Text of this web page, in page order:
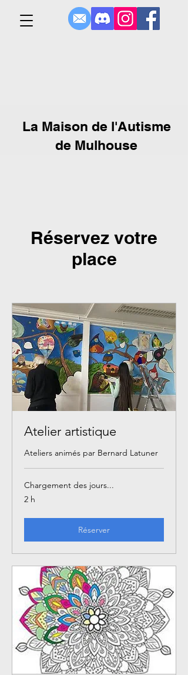
La Maison de l'Autisme
de Mulhouse
Réservez votre
place
Atelier artistique
Ateliers animés par Bernard Latuner
Chargement des jours...
2 h
Réserver